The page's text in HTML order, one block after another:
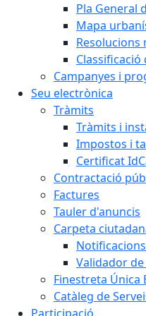
Pla General
Mapa
Resolucions
Campanyes i
Seu electrònica
Tràmits
Tràmits i
Impostos i
Certificat
Contractació
Factures
Tauler d'anuncis
Carpeta
Validador
Finestreta Única
Catàleg de